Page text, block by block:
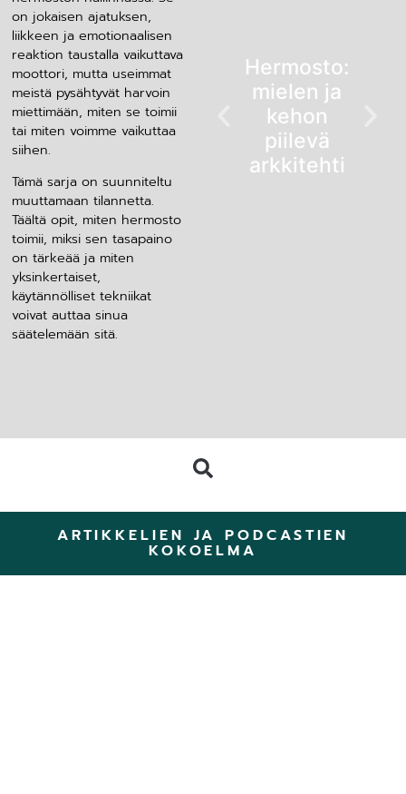
on jokaisen ajatuksen,
liikkeen ja emotionaalisen
reaktion taustalla vaikuttava
moottori, mutta useimmat
meistä pysähtyvät harvoin
miettimään, miten se toimii
tai miten voimme vaikuttaa
siihen.
Tämä sarja on suunniteltu
muuttamaan tilannetta.
Täältä opit, miten hermosto
toimii, miksi sen tasapaino
on tärkeää ja miten
yksinkertaiset,
käytännölliset tekniikat
voivat auttaa sinua
säätelemään sitä.
Hermosto:
mielen ja
kehon
piilevä
arkkitehti
ARTIKKELIEN JA PODCASTIEN
KOKOELMA